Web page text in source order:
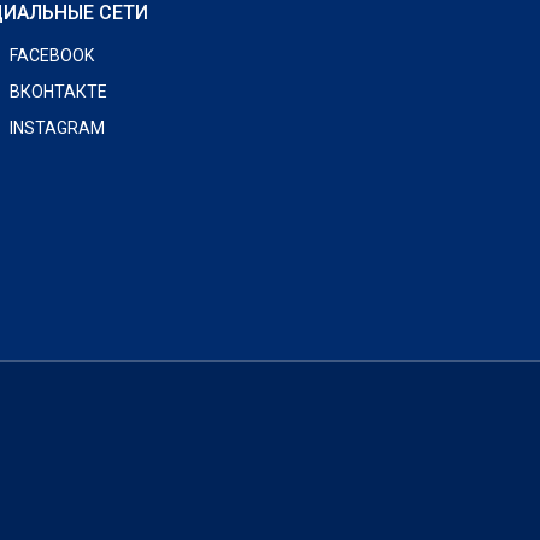
СЕТИ
FACEBOOK
ВКОНТАКТЕ
INSTAGRAM